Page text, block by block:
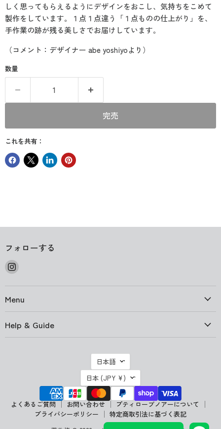
しく思ってもらえるようにデザインをおこし、気持ちをこめて
製作をしています。１点１点違う「１点ものの仕上がり」を、
手作業の跡が残る美しさでお届けしています。
（コメント：デザイナー abe yoshiyoより）
数量
完売
これを共有：
フォローする
Instagram
見
つ
く
Menu
Help & Guide
言
語
日本語
国日本 (JPY ¥)
よくあるご質問 お問い合わせ
プティローブノアーについて
プライバシーポリシー
特定商取引法に基づく表記